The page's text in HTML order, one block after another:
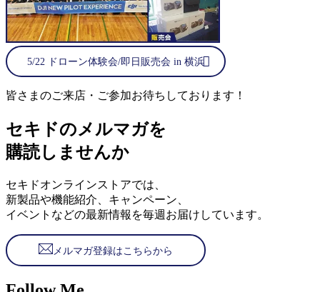
5/22 ドローン体験会/即日販売会 in 横浜
皆さまのご来店・ご参加お待ちしております！
セキドのメルマガを
購読しませんか
セキドオンラインストアでは、
新製品や機能紹介、キャンペーン、
イベントなどの最新情報を毎週お届けしています。
メルマガ登録はこちらから